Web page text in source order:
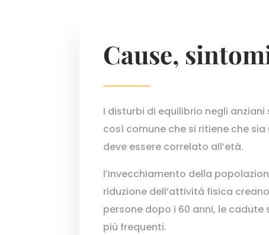
Cause,
I disturbi di equilibrio negli
così comune che si ritiene che
deve essere correlato all’età.
l’invecchiamento della
riduzione dell’attività fisica
persone dopo i 60 anni, le cadute
più frequenti.